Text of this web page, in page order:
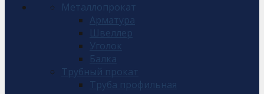
Металлопрокат
Арматура
Швеллер
Уголок
Балка
Трубный прокат
Труба профильная